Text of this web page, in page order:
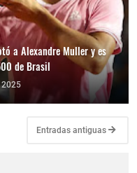
a Alexandre Muller y es
de Brasil
2025
Entradas antiguas